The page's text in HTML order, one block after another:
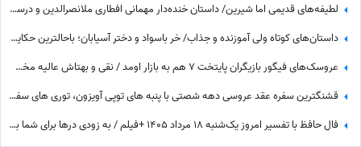
لطیفه‌های قدیمی اما شیرین/ داستان خنده‌دار مهمانی افطاری ملانصرالدین و درسی که به میزبان پررو داد😄
داستان‌های کوتاه ولی آموزنده و جذاب/ خر باسواد و دختر آسیابان؛ باحالترین حکایت مرزبان نامه
عروسک‌های فیگور بازیگران پایتخت 7 هم به بازار اومد / نقی و بهتاش عالیه مخصوصا با اون موز و پیانو و شهاب سنگ کنارش 😂+ ویدئو
قشنگترین سفره عقد عروسی دهه شصتی با پنبه های توپی آویزون، توری های سفید و صورتی، آینه و شمعدون طلایی و کیک با دیزاین مخصوص همون روزا
فال حافظ با تفسیر امروز یک‌شنبه 18 مرداد 1405 +فیلم / به زودی درها برای شما باز می شود و به مقصود خود می رسید اما این ممکن است ...